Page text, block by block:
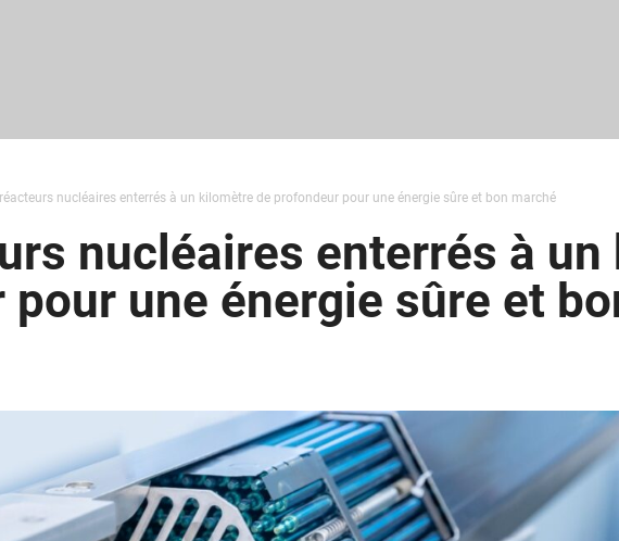
réacteurs nucléaires enterrés à un kilomètre de profondeur pour une énergie sûre et bon marché
nucléaires enterrés à
une énergie sûre et